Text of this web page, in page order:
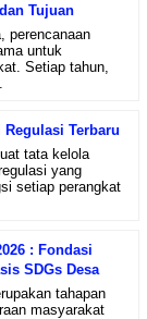
Tujuan
perencanaan
untuk
Setiap tahun,
Regulasi Terbaru
tata kelola
yang
setiap perangkat
: Fondasi
SDGs Desa
tahapan
masyarakat